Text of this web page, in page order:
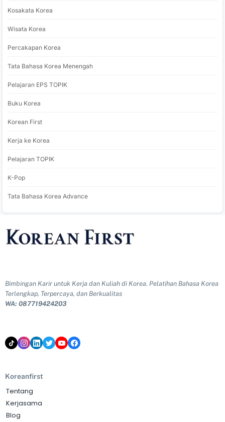
Kosakata Korea
Wisata Korea
Percakapan Korea
Tata Bahasa Korea Menengah
Pelajaran EPS TOPIK
Buku Korea
Korean First
Kerja ke Korea
Pelajaran TOPIK
K-Pop
Tata Bahasa Korea Advance
Bimbingan Karir untuk Kerja dan Kuliah di Korea. Pelatihan Bahasa Korea
Terlengkap, Terpercaya, dan Berkualitas
WA: 087719424203
Koreanfirst
Tentang
Kerjasama
Blog